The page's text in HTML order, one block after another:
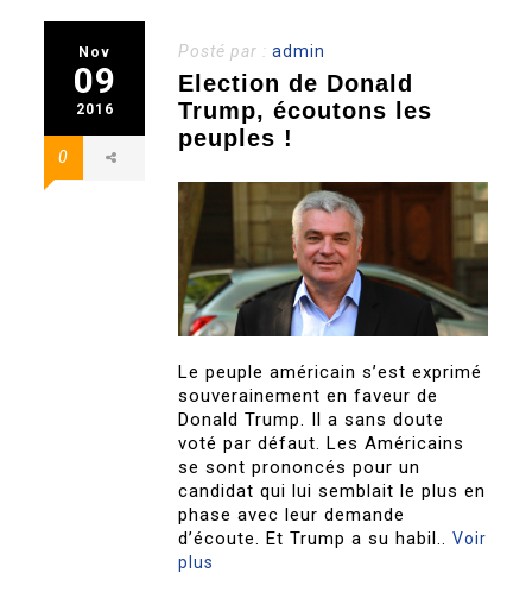
Nov
09
2016
0
Posté par :admin
Election de Donald
Trump, écoutons les
peuples !
Le peuple américain s’est exprimé
souverainement en faveur de
Donald Trump. Il a sans doute
voté par défaut. Les Américains
se sont prononcés pour un
candidat qui lui semblait le plus en
phase avec leur demande
d’écoute. Et Trump a su habil..Voir
plus